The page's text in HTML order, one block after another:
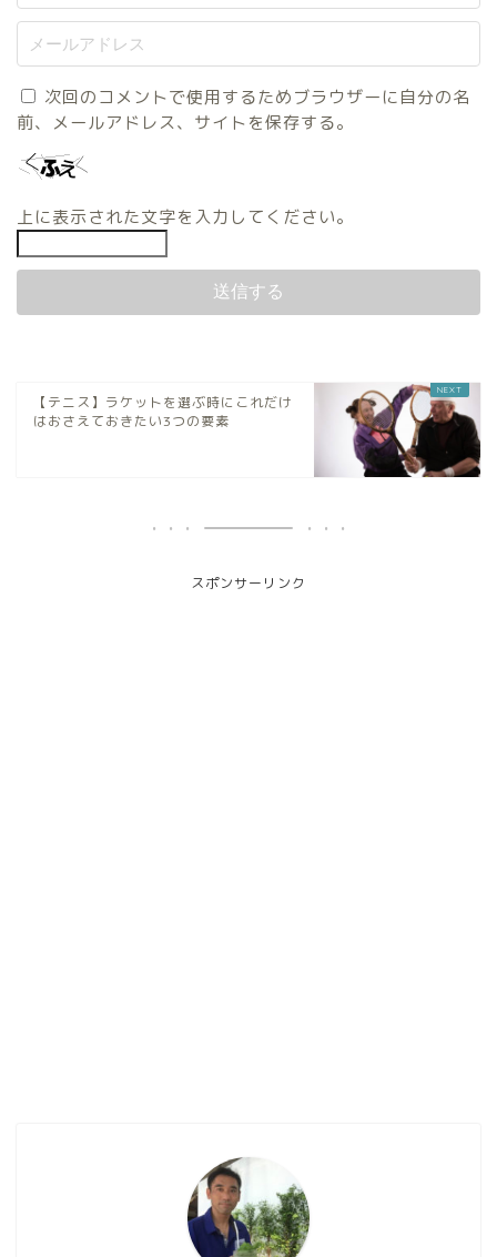
次回のコメントで使用するためブラウザーに自分の名
前、メールアドレス、サイトを保存する。
上に表示された文字を入力してください。
【テニス】ラケットを選ぶ時にこれだけ
はおさえておきたい3つの要素
スポンサーリンク